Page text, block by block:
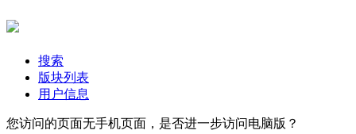
搜索
版块列表
用户信息
您访问的页面无手机页面，是否进一步访问电脑版？